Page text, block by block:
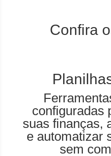
Confira
configuradas
suas finanças,
e automatizar
sem